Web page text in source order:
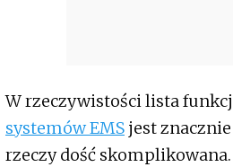
W rzeczywistości lista
systemów EMS jest
rzeczy dość